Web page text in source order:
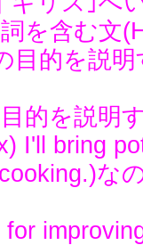
を含む文
目的を説
的を説明
I'll bring
な
for